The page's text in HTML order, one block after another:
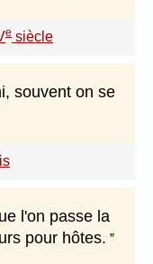
e siècle
souvent on se
l'on passe la
pour hôtes.